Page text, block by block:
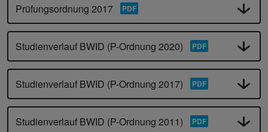
Prüfungsordnung 2017
Studienverlauf BWID (P-Ordnung 2020)
Studienverlauf BWID (P-Ordnung 2017)
Studienverlauf BWID (P-Ordnung 2011)